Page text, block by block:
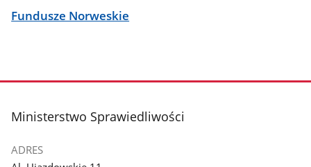
Fundusze Norweskie
stopka
Ministerstwo Sprawiedliwości
ADRES